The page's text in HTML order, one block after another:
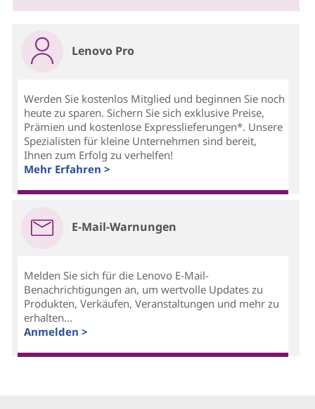
Lenovo Pro
Werden Sie kostenlos Mitglied und beginnen Sie noch
heute zu sparen. Sichern Sie sich exklusive Preise,
Prämien und kostenlose Expresslieferungen*. Unsere
Spezialisten für kleine Unternehmen sind bereit,
Ihnen zum Erfolg zu verhelfen!
Mehr Erfahren >
E-Mail-Warnungen
Melden Sie sich für die Lenovo E-Mail-
Benachrichtigungen an, um wertvolle Updates zu
Produkten, Verkäufen, Veranstaltungen und mehr zu
erhalten...
Anmelden >